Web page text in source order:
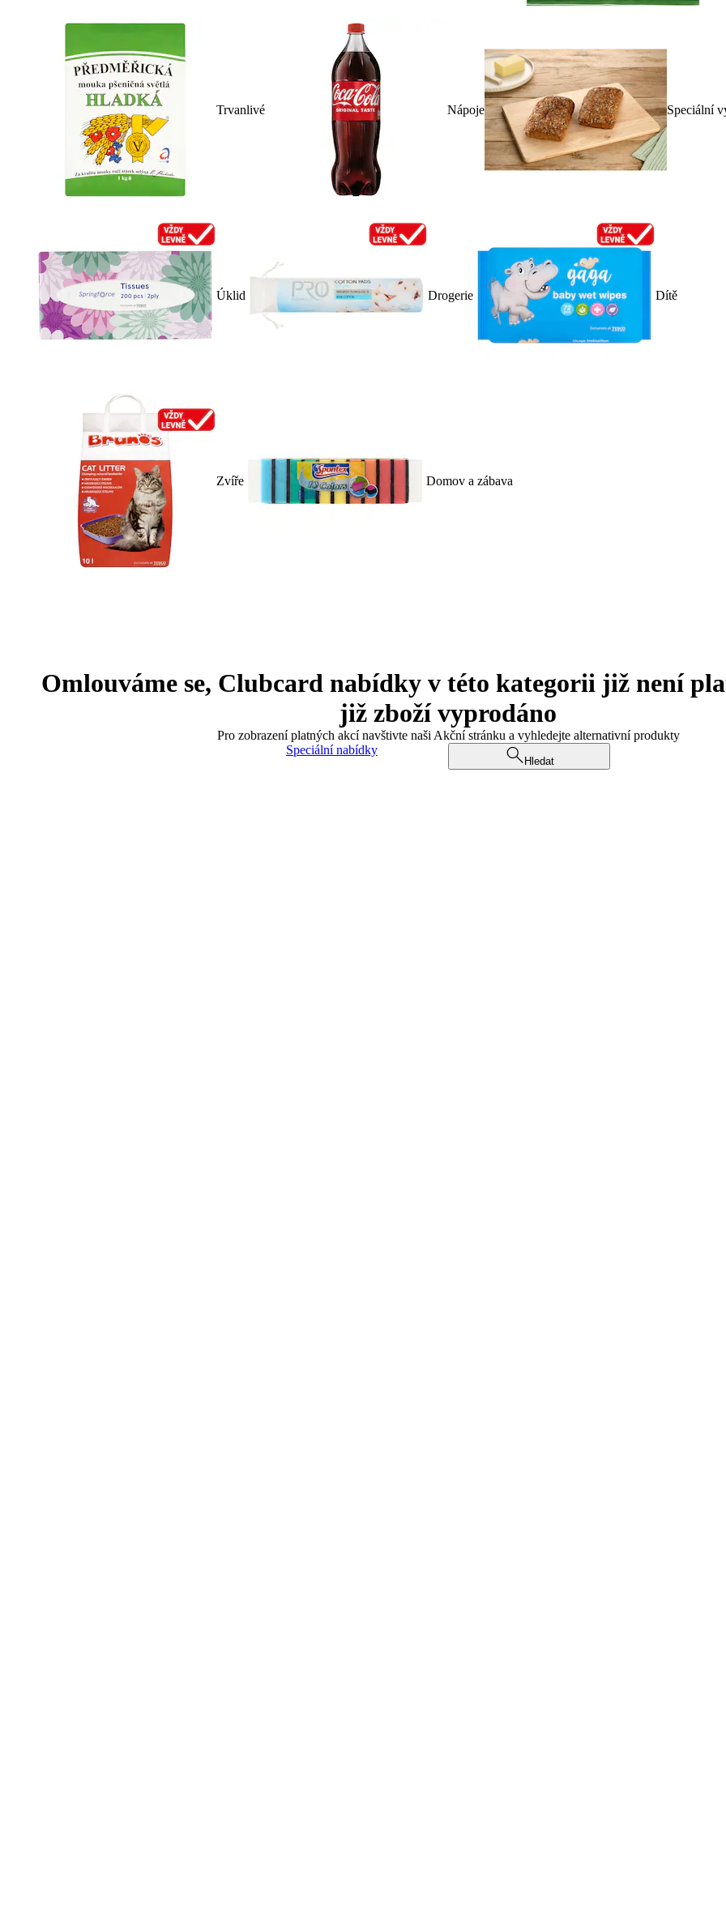
Trvanlivé Nápoje Speciální
Úklid Drogerie Dítě
Zvíře Domov a zábava
Omlouváme se, Clubcard nabídky v této kategorii již není
již zboží vyprodáno
Pro zobrazení platných akcí navštivte naši Akční stránku a vyhledejte alternativní produkty
Speciální nabídky
Hledat